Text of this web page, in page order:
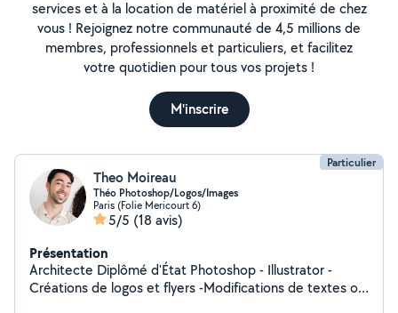
services et à la location de matériel à proximité de chez
vous ! Rejoignez notre communauté de 4,5 millions de
membres, professionnels et particuliers, et facilitez
votre quotidien pour tous vos projets !
M'inscrire
Particulier
Theo Moireau
Théo Photoshop/Logos/Images
Paris (Folie Mericourt 6)
5/5 (18 avis)
Présentation
Architecte Diplômé d'État Photoshop - Illustrator -
Créations de logos et flyers -Modifications de textes ou